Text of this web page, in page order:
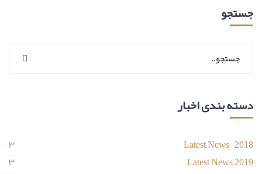
جستجو
دسته بندی اخبار
Latest News – 2018
۳
Latest News 2019
۳